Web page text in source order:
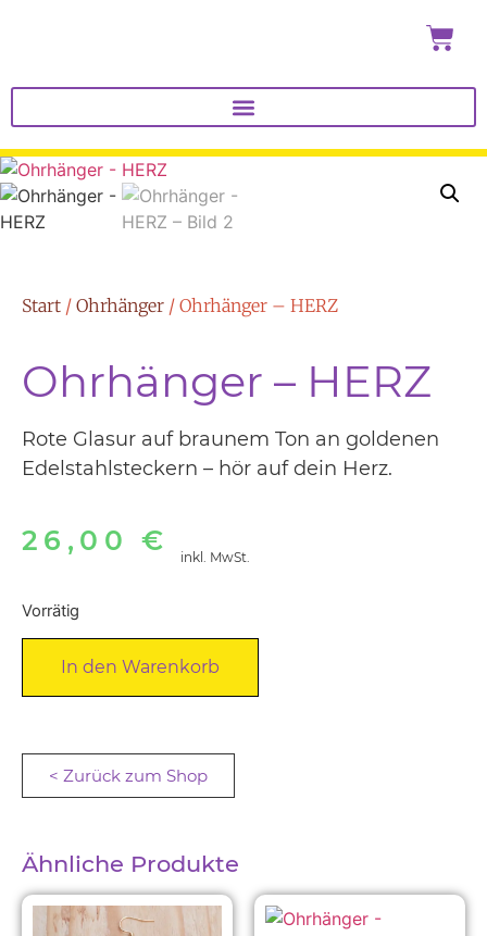
Start / Ohrhänger / Ohrhänger – HERZ
Ohrhänger – HERZ
Rote Glasur auf braunem Ton an goldenen
Edelstahlsteckern – hör auf dein Herz.
26,00€ inkl. MwSt.
Vorrätig
In den Warenkorb
< Zurück zum Shop
Ähnliche Produkte